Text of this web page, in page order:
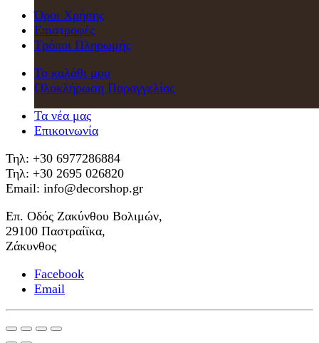
Όροι Χρήσης
Επιστροφές
Τρόποι Πληρωμής
Το καλάθι μου
Ολοκλήρωση Παραγγελίας
Τα νέα μας
Επικοινωνία
Τηλ: +30 6977286884
Τηλ: +30 2695 026820
Email: info@decorshop.gr
Επ. Οδός Ζακύνθου Βολιμών,
29100 Παστραίϊκα,
Ζάκυνθος
Facebook
Email